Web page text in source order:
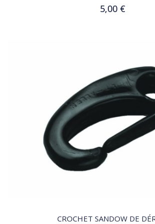
5,00 €
Ajouter au panier
CROCHET SANDOW DE